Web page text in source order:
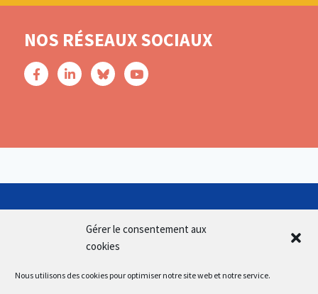
Gérer le consentement aux
cookies
Nous utilisons des cookies pour optimiser notre site web et notre service.
NOS RÉSEAUX SOCIAUX